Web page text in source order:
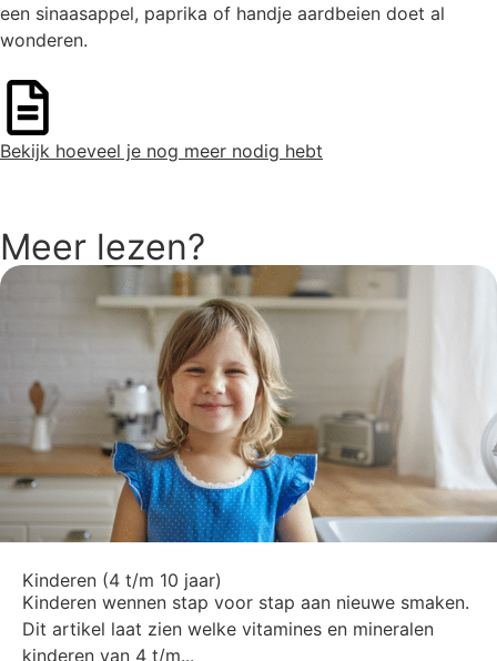
een sinaasappel, paprika of handje aardbeien doet al
wonderen.
Bekijk hoeveel je nog meer nodig hebt
Meer lezen?
Kinderen (4 t/m 10 jaar)
Kinderen wennen stap voor stap aan nieuwe smaken.
Dit artikel laat zien welke vitamines en mineralen
kinderen van 4 t/m...